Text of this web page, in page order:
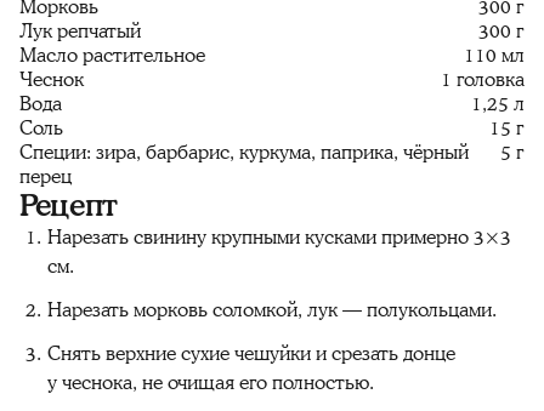
Морковь
300 г
Лук репчатый
300 г
Масло растительное
110 мл
Чеснок
1 головка
Вода
1,25 л
Соль
15 г
Специи: зира, барбарис, куркума, паприка, чёрный
перец
5 г
Рецепт
Нарезать свинину крупными кусками примерно 3×3
см.
Нарезать морковь соломкой, лук — полукольцами.
Снять верхние сухие чешуйки и срезать донце
у чеснока, не очищая его полностью.